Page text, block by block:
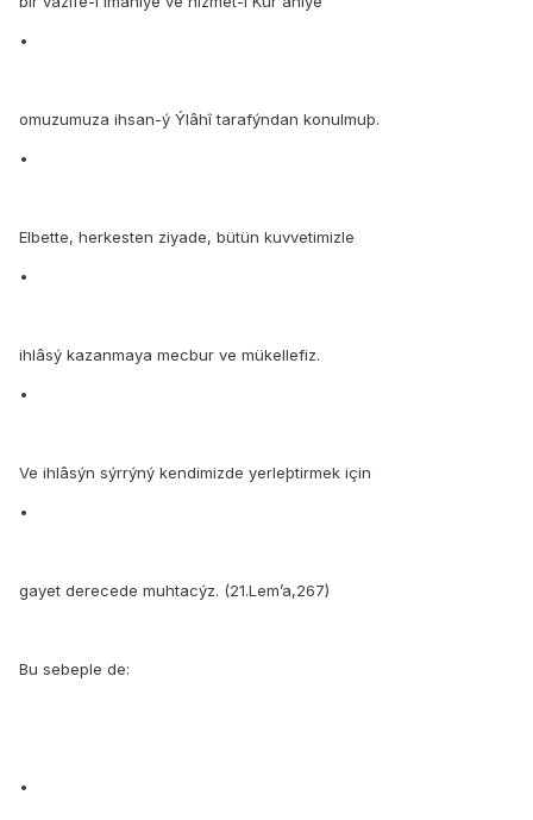
•
omuzumuza ihsan-ý Ýlâhî tarafýndan konulmuþ.
•
Elbette, herkesten ziyade, bütün kuvvetimizle
•
ihlâsý kazanmaya mecbur ve mükellefiz.
•
Ve ihlâsýn sýrrýný kendimizde yerleþtirmek için
•
gayet derecede muhtacýz. (21.Lem’a,267)
Bu sebeple de:
•